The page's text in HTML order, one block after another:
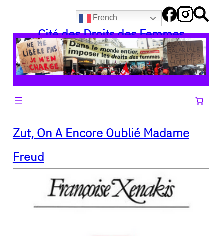
contenu
French
Cité des Droits des Femmes
Zut, On A Encore Oublié Madame
Freud